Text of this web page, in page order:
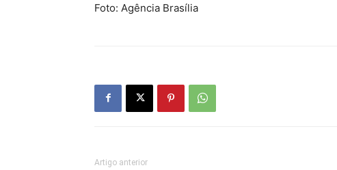
Foto: Agência Brasília
Artigo anterior